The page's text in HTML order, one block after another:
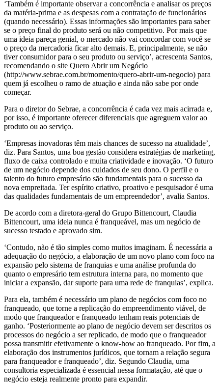
‘Também é importante observar a concorrência e analisar os preços
da matéria-prima e as despesas com a contratação de funcionários
(quando necessário). Essas informações são importantes para saber
se o preço final do produto será ou não competitivo. Por mais que
uma ideia pareça genial, o mercado não vai concordar com você se
o preço da mercadoria ficar alto demais. E, principalmente, se não
tiver consumidor para o seu produto ou serviço’, acrescenta Santos,
recomendando o site Quero Abrir um Negócio
(http://www.sebrae.com.br/momento/quero-abrir-um-negocio) para
quem já escolheu o ramo de atuação e ainda não sabe por onde
começar.
Para o diretor do Sebrae, a concorrência é cada vez mais acirrada e,
por isso, é importante oferecer diferenciais que agreguem valor ao
produto ou ao serviço.
‘Empresas inovadoras têm mais chances de sucesso na atualidade’,
diz. Para Santos, uma boa gestão considera estratégias de marketing,
fluxo de caixa controlado e muita criatividade e inovação. ‘O futuro
de um negócio depende dos cuidados de seu dono. O perfil e o
talento do futuro empresário são fundamentais para o sucesso da
nova empreitada. Ter espírito criativo, proativo e pesquisador é uma
das qualidades fundamentais de um empreendedor’, avalia Santos.
De acordo com a diretora-geral do Grupo Bittencourt, Claudia
Bittencourt, uma ideia nunca é franqueável, mas um negócio de
sucesso testado e aprovado sim.
‘Contudo, não é tão simples como muitos imaginam. É necessária a
adequação do negócio, a elaboração de um novo plano com foco na
expansão pelo sistema de franquias e uma análise profunda do
quanto o empresário tem estrutura interna para, no momento que
iniciar a expansão, dar suporte para uma rede de franquias’, explica.
Para ela, também é necessário um plano de negócios com foco no
franqueado, que torne a replicação do empreendimento viável, de
modo que franqueador e franqueado tenham reais potenciais de
ganho. ‘Posteriormente ao plano de negócio devem ser descritos os
processos do negócio a ser replicado, de modo que o franqueador
possa transmitir efetivamente o know-how ao franqueado. Por fim, a
elaboração dos instrumentos jurídicos, que tornam a relação segura
para franqueador e franqueado’, diz. Segundo Claudia, uma
consultoria especializada é essencial nessa formatação, até que o
negócio esteja realmente pronto para expandir.